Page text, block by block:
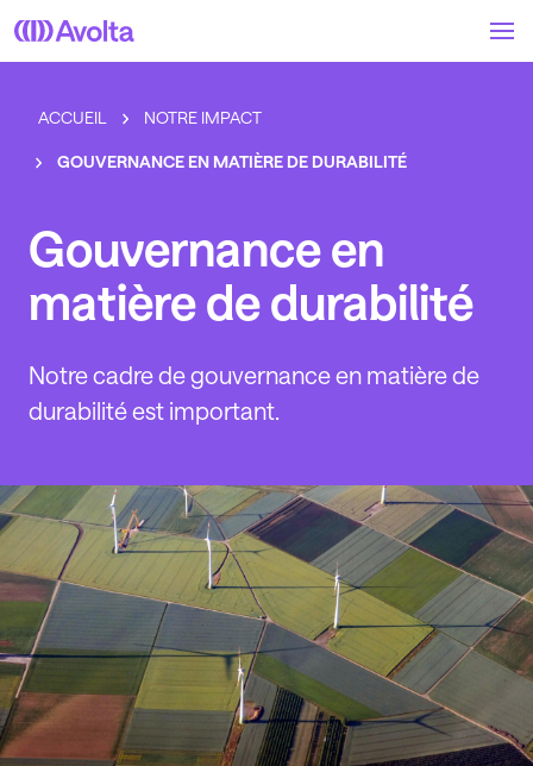
to
ACCUEIL NOTRE IMPACT
GOUVERNANCE EN MATIÈRE DE DURABILITÉ
Gouvernance en
matière de durabilité
Notre cadre de gouvernance en matière de
durabilité est important.